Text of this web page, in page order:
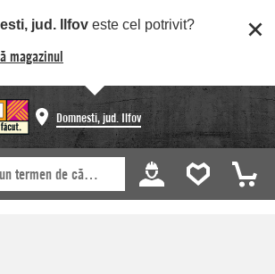
jud. Ilfov este cel potrivit?
magazinul
Domnesti, jud. Ilfov